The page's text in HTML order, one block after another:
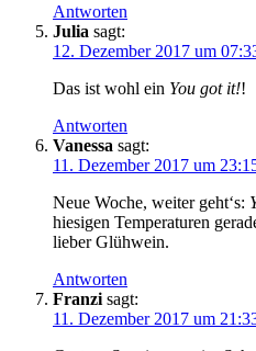
Antworten
Julia sagt:
12. Dezember 2017 um
Das ist wohl ein You got it!!
Antworten
Vanessa sagt:
11. Dezember 2017 um
Neue Woche, weiter geht‘s:
hiesigen Temperaturen
lieber Glühwein.
Antworten
Franzi sagt:
11. Dezember 2017 um